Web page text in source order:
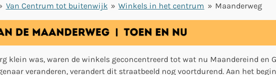
Van Centrum tot buitenwijk » Winkels in het centrum » Maanderweg
klein was, waren de winkels geconcentreerd tot wat nu Maandereind en
veranderen, verandert dit straatbeeld nog voortdurend. Aan het